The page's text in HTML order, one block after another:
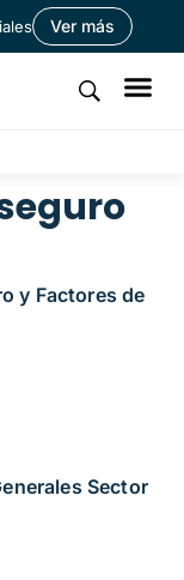
Ver más
y Factores de
Sector